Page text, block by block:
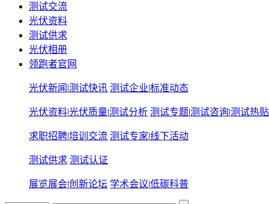
测试交流
光伏资料
测试供求
光伏相册
领跑者官网
光伏新闻 |测试快讯 测试企业|标准动态
光伏资料|光伏质量|测试分析 测试专题|测试咨询|测试热贴
求职招聘|培训交流 测试专家|线下活动
测试供求 测试认证
展览展会|创新论坛 学术会议|低碳科普